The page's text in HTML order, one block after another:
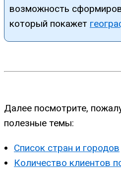
возможность
который покажет
Далее посмотрите,
полезные темы:
Список стран и городов
Количество клиентов